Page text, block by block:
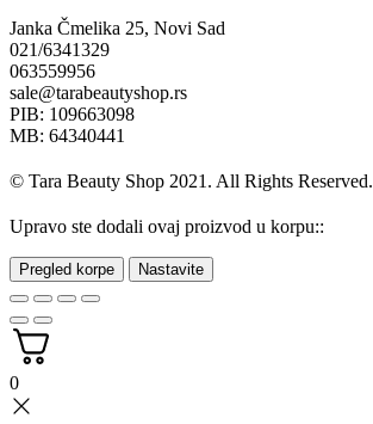
Janka Čmelika 25, Novi Sad
021/6341329
063559956
sale@tarabeautyshop.rs
PIB: 109663098
MB: 64340441
© Tara Beauty Shop 2021. All Rights Reserved.
Upravo ste dodali ovaj proizvod u korpu::
Pregled korpe Nastavite
0